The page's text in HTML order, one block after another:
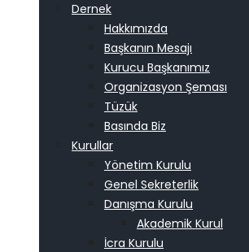
Dernek
Hakkımızda
Başkanın Mesajı
Kurucu Başkanımız
Organizasyon Şeması
Tüzük
Basında Biz
Kurullar
Yönetim Kurulu
Genel Sekreterlik
Danışma Kurulu
Akademik Kurul
İcra Kurulu